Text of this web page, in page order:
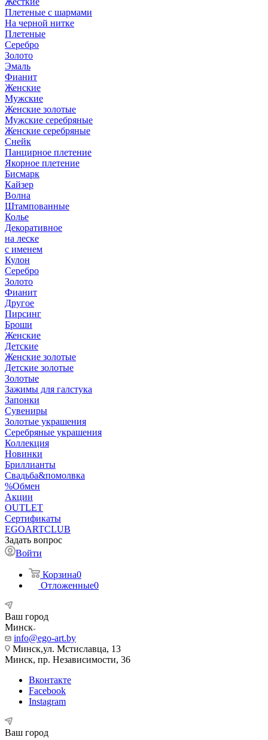
Плетеные с шармами
На черной нитке
Плетеные
Серебро
Золото
Эмаль
Фианит
Женские
Мужские
Женские золотые
Мужские серебряные
Женские серебряные
Снейк
Панцирное плетение
Якорное плетение
Бисмарк
Кайзер
Волна
Штампованные
Колье
Декоративное
на леске
с именем
Кулон
Серебро
Золото
Фианит
Другое
Пирсинг
Броши
Женские
Детские
Женские золотые
Детские золотые
Золотые
Зажимы для галстука
Запонки
Сувениры
Золотые украшения
Серебряные украшения
Коллекция
Новинки
Бриллианты
Свадьба&помолвка
%Обмен
Акции
OUTLET
Сертификаты
EGOARTCLUB
Задать вопрос
Войти
Корзина0
Отложенные0
Ваш город
Минск
info@ego-art.by
Минск,ул. Мстиславца, 13
Минск, пр. Независимости, 36
Вконтакте
Facebook
Instagram
Ваш город